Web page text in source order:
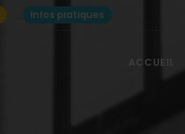
Infos pratiques
ACCUEIL